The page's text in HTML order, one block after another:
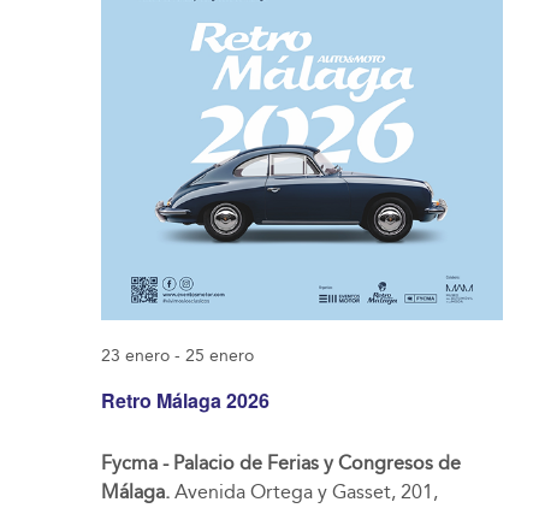
Retro Málaga 2026
23 enero - 25 enero
Fycma - Palacio de Ferias y Congresos de
Málaga. Avenida Ortega y Gasset, 201,